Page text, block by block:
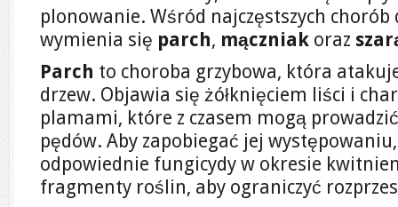
plonowanie. Wśród najczęstszych chorób
wymienia się parch, mączniak oraz
Parch to choroba grzybowa, która
drzew. Objawia się żółknięciem liści i
plamami, które z czasem mogą
pędów. Aby zapobiegać jej
odpowiednie fungicydy w okresie
fragmenty roślin, aby ograniczyć